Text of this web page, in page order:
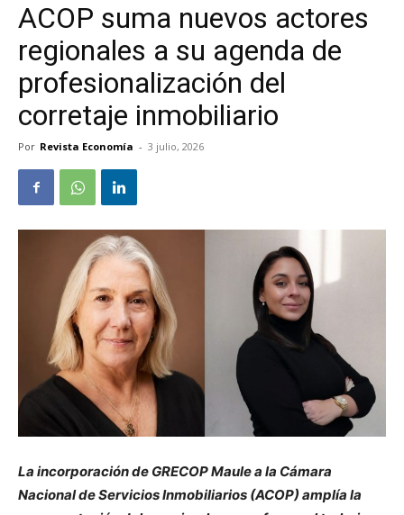
ACOP suma nuevos actores
regionales a su agenda de
profesionalización del
corretaje inmobiliario
Por Revista Economía - 3 julio, 2026
La incorporación de GRECOP Maule a la Cámara
Nacional de Servicios Inmobiliarios (ACOP) amplía la